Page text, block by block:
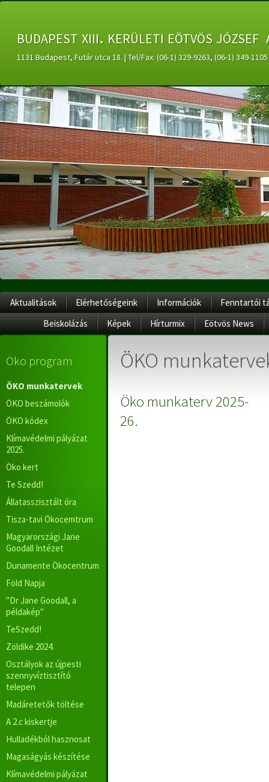
budapest xiii. kerületi eötvös
1131 Budapest, Futár utca 18. | Tel/Fax: (06-1) 329-9263, (06-1) 349-
Aktualitások Elérhetőségeink Információk
Fenntartói
Beiskolázás
Képek Hírturmix Eötvös News
Öko program
ÖKO munkatervek
ÖKO beszámolók
ÖKO kódex
Klímavédelmi pályázat
2025.
Öko kert
Te Szedd!
Állatasszisztált óra
Tisza-tavi Ökocemtrum
Magyarországi Jane
Goodall Intézet
Dunamente Ökocentrum
Föld Napja
"Dr Jane Goodall, a
példakép"
TeSzedd!
Zöldike 2024.
Osztályok az újpesti
szennyvíztisztító
telepen
Madáretetők töltése
A 2.c kiskertje
Hulladékból hasznosat
Magaságyás készítése
Klímavédelmi pályázat
ÖKO
Öko munkaterv 2025-
26.